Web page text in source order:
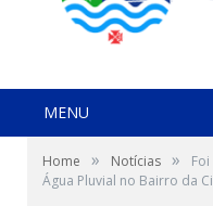
MENU
Home » Notícias »
Água Pluvial no Bairro da